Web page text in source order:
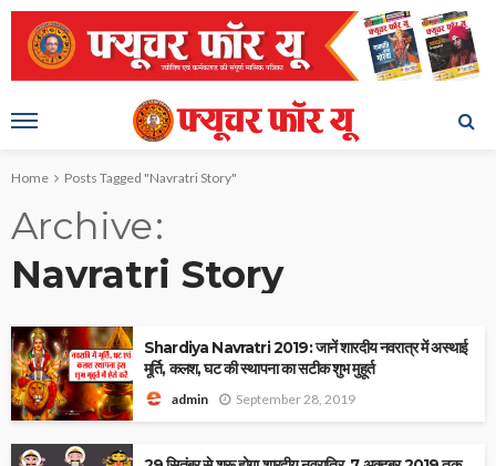
Home Posts Tagged "Navratri Story"
Archive
Navratri Story
Shardiya Navratri 2019: जानें शारदीय नवरात्र में अस्थाई
मूर्ति, कलश, घट की स्थापना का सटीक शुभ मुहूर्त
admin September 28, 2019